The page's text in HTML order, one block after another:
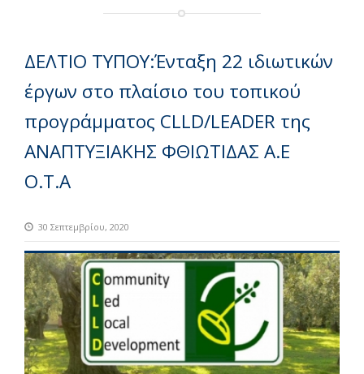
ΔΕΛΤΙΟ ΤΥΠΟΥ:Ένταξη 22 ιδιωτικών
έργων στο πλαίσιο του τοπικού
προγράμματος CLLD/LEADER της
ΑΝΑΠΤΥΞΙΑΚΗΣ ΦΘΙΩΤΙΔΑΣ Α.Ε
Ο.Τ.Α
30 Σεπτεμβρίου, 2020